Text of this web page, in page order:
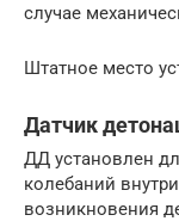
случае
Штатное место
Датчик
ДД установлен
колебаний
возникновения